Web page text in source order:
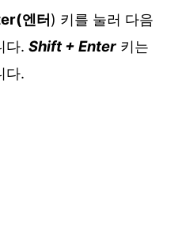
엔터) 키를 눌러 다음
다.Shift + Enter 키는
다.